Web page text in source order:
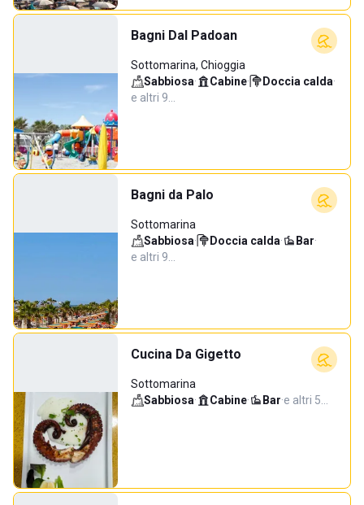
Bagni Dal Padoan
Sottomarina, Chioggia
Sabbiosa· Cabine· Doccia calda·
e altri 9…
Bagni da Palo
Sottomarina
Sabbiosa· Doccia calda· Bar·
e altri 9…
Cucina Da Gigetto
Sottomarina
Sabbiosa· Cabine· Bar·e altri 5…